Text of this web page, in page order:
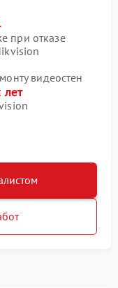
при отказе
видеостен